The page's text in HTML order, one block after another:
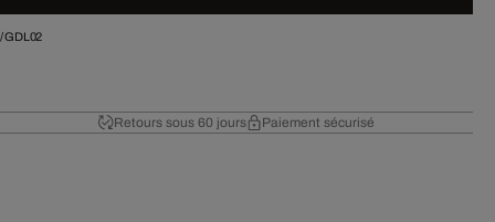
/GDL02
Retours sous 60 jours Paiement sécurisé